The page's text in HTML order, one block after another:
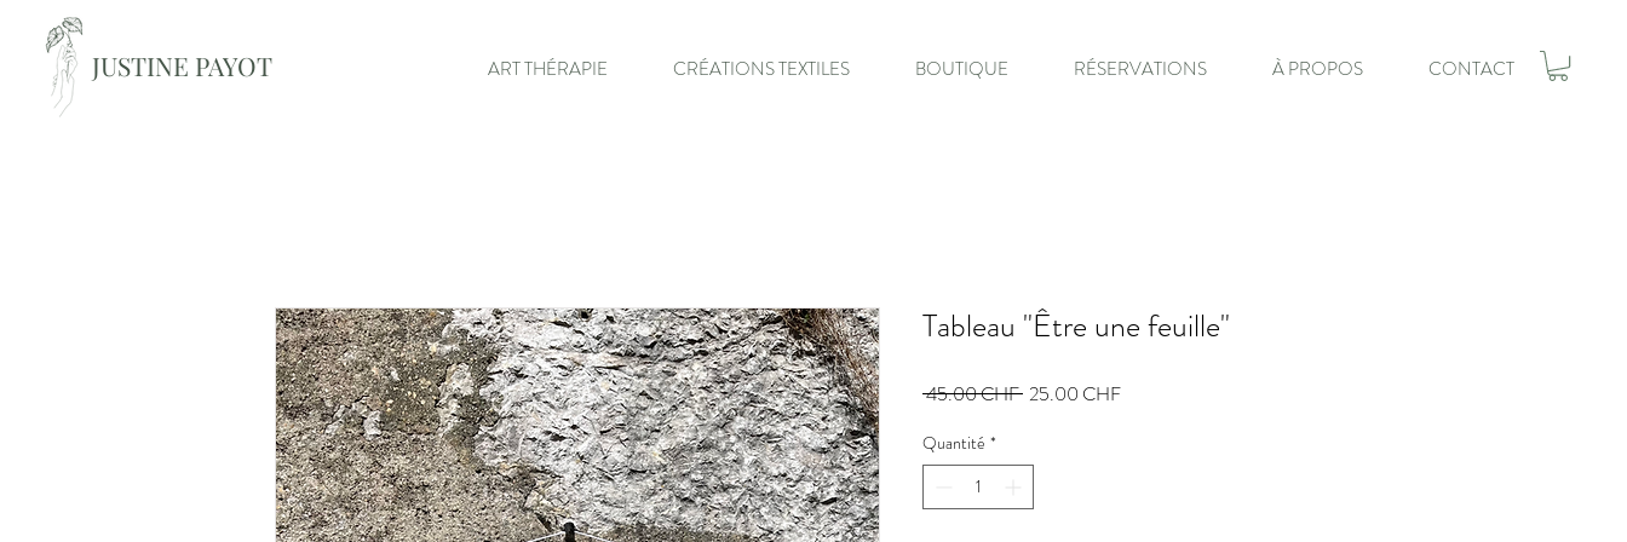
JUSTINE PAYOT ART THÉRAPIE CRÉATIONS TEXTILES BOUTIQUE RÉSERVATIONS À PROPOS CONTACT
Tableau "Être une feuille"
45.00 CHF Prix
25.00 CHFPrix
Quantité *